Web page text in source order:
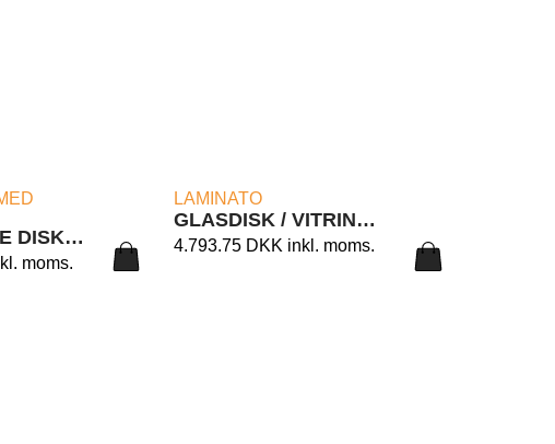
GLASMONTRE DISK – L160/C1B CM. 125X46X90H.
moms.
LAMINATO
GLASDISK / VITRINE LAMINATO 20/AC
4.793.75 DKK inkl. moms.